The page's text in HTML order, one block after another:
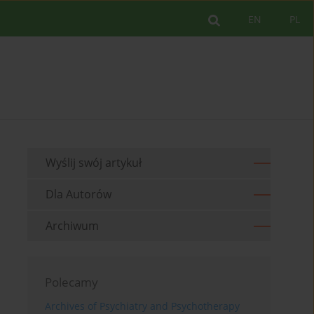
PL
EN
Wyślij swój artykuł
Dla Autorów
Archiwum
Polecamy
Archives of Psychiatry and Psychotherapy